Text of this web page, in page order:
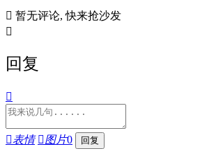
 暂无评论, 快来抢沙发

回复

表情 图片0